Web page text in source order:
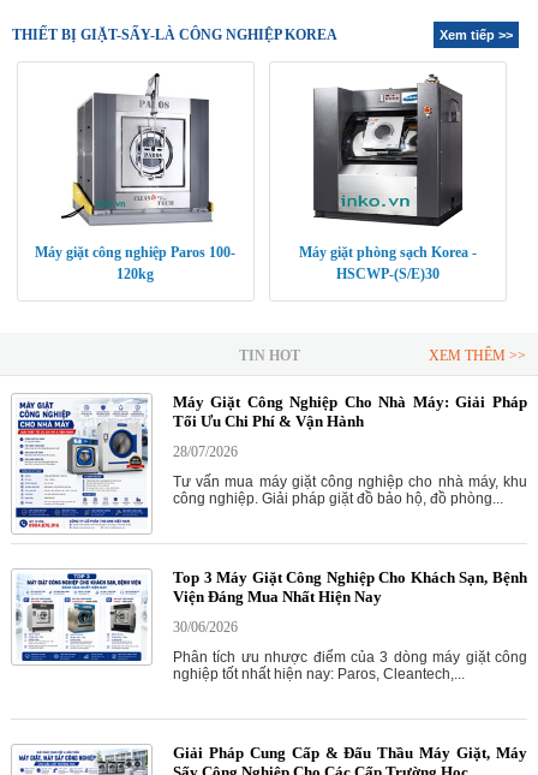
THIẾT BỊ GIẶT-SẤY-LÀ CÔNG NGHIỆP KOREA Xem tiếp >>
Máy giặt công nghiệp Paros 100-
120kg
Máy giặt phòng sạch Korea -
HSCWP-(S/E)30
TIN HOT XEM THÊM >>
Máy Giặt Công Nghiệp Cho Nhà Máy: Giải Pháp
Tối Ưu Chi Phí & Vận Hành
28/07/2026
Tư vấn mua máy giặt công nghiệp cho nhà máy, khu
công nghiệp. Giải pháp giặt đồ bảo hộ, đồ phòng...
Top 3 Máy Giặt Công Nghiệp Cho Khách Sạn, Bệnh
Viện Đáng Mua Nhất Hiện Nay
30/06/2026
Phân tích ưu nhược điểm của 3 dòng máy giặt công
nghiệp tốt nhất hiện nay: Paros, Cleantech,...
Giải Pháp Cung Cấp & Đấu Thầu Máy Giặt, Máy